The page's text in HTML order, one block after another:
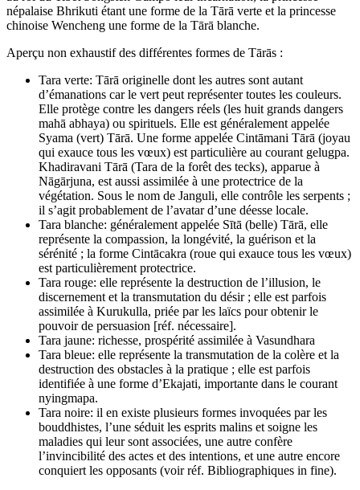
népalaise Bhrikuti étant une forme de la Tārā verte et la princesse
chinoise Wencheng une forme de la Tārā blanche.
Aperçu non exhaustif des différentes formes de Tārās :
Tara verte: Tārā originelle dont les autres sont autant
d’émanations car le vert peut représenter toutes les couleurs.
Elle protège contre les dangers réels (les huit grands dangers
mahā abhaya) ou spirituels. Elle est généralement appelée
Syama (vert) Tārā. Une forme appelée Cintāmani Tārā (joyau
qui exauce tous les vœux) est particulière au courant gelugpa.
Khadiravani Tārā (Tara de la forêt des tecks), apparue à
Nāgārjuna, est aussi assimilée à une protectrice de la
végétation. Sous le nom de Janguli, elle contrôle les serpents ;
il s’agit probablement de l’avatar d’une déesse locale.
Tara blanche: généralement appelée Sītā (belle) Tārā, elle
représente la compassion, la longévité, la guérison et la
sérénité ; la forme Cintācakra (roue qui exauce tous les vœux)
est particulièrement protectrice.
Tara rouge: elle représente la destruction de l’illusion, le
discernement et la transmutation du désir ; elle est parfois
assimilée à Kurukulla, priée par les laïcs pour obtenir le
pouvoir de persuasion [réf. nécessaire].
Tara jaune: richesse, prospérité assimilée à Vasundhara
Tara bleue: elle représente la transmutation de la colère et la
destruction des obstacles à la pratique ; elle est parfois
identifiée à une forme d’Ekajati, importante dans le courant
nyingmapa.
Tara noire: il en existe plusieurs formes invoquées par les
bouddhistes, l’une séduit les esprits malins et soigne les
maladies qui leur sont associées, une autre confère
l’invincibilité des actes et des intentions, et une autre encore
conquiert les opposants (voir réf. Bibliographiques in fine).